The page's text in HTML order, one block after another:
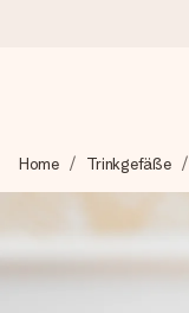
Wir bereiten dein
blitzschnell –
überreichen
Home Trinkgefäße